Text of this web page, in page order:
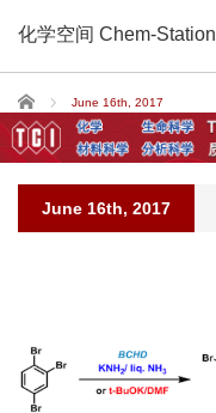
化学空间 Chem-Station
Home June 16th, 2017
June 16th, 2017